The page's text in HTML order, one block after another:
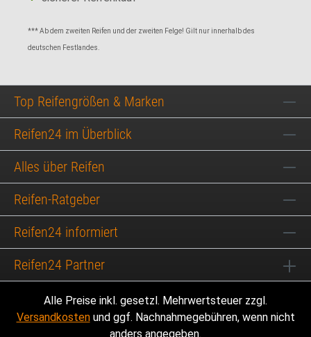
*** Ab dem zweiten Reifen und der zweiten Felge! Gilt nur innerhalb des
deutschen Festlandes.
Top Reifengrößen & Marken
Reifen24 im Überblick
Alles über Reifen
Reifen-Ratgeber
Reifen24 informiert
Reifen24 Partner
Alle Preise inkl. gesetzl. Mehrwertsteuer zzgl.
Versandkostenund ggf. Nachnahmegebühren, wenn nicht
anders angegeben.